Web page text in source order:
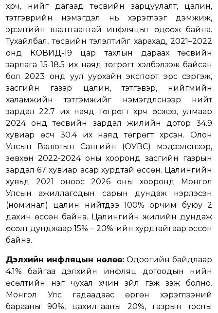
хүрч, үүнийг дагаад төсвийн зарцуулалт, цалин,
тэтгэврийн нэмэгдэл нь хэрэглээг дэмжиж,
эрэлтийн шалтгаантай инфляцыг өдөөж байна.
Тухайлбал, төсвийн тэлэлтийг харахад, 2021–2022
онд КОВИД-19 цар тахлын дараах төсвийн
зарлага 15-18.5 их наяд төгрөгт хэлбэлзэж байсан
бол 2023 онд уул уурхайн экспорт эрс сэргэж,
засгийн газар цалин, тэтгэвэр, нийгмийн
халамжийн тэтгэмжийг нэмэгдүүлснээр нийт
зардал 22.7 их наяд төгрөгт хүрч өсжээ, улмаар
2024 онд төсвийн зардал жилийн дотор 34.9
хувиар өсч 30.4 их наяд төгрөгт хүрсэн. Олон
Улсын Валютын Сангийн (ОУВС) мэдээлснээр,
зөвхөн 2022-2024 оны хооронд засгийн газрын
зардал 67 хувиар асар хурдтай өссөн. Цалингийн
хувьд 2021 оноос 2026 оны хооронд Монгол
Улсын ажиллагсдын сарын дундаж нэрлэсэн
(номинал) цалин нийтдээ 100% орчим буюу 2
дахин өссөн байна. Цалингийн жилийн дундаж
өсөлт дунджаар 15% – 20%-ийн хурдтайгаар өссөн
байна.
Дэлхийн инфляцын нөлөө: Одоогийн байдлаар
4.1% байгаа дэлхийн инфляц дотоодын үнийн
өсөлтийн нэг чухал хүчин зүйл гэж үзэж болно.
Монгол Улс гадаадаас өргөн хэрэглээний
барааны 90%, цахилгааны 20%, газрын тосны